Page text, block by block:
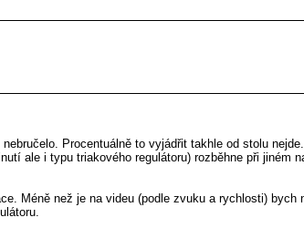
Procentuálně to vyjádřit takhle od stolu
ale i typu triakového regulátoru) rozběhne při jiném
Méně než je na videu (podle zvuku a rychlosti) bych